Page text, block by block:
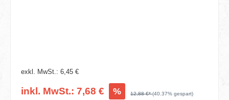
exkl. MwSt.: 6,45 €
inkl. MwSt.: 7,68 € % 12,88 €*(40.37% gespart)